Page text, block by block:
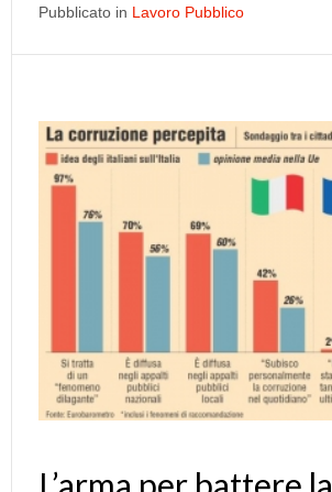
Pubblicato in Lavoro Pubblico